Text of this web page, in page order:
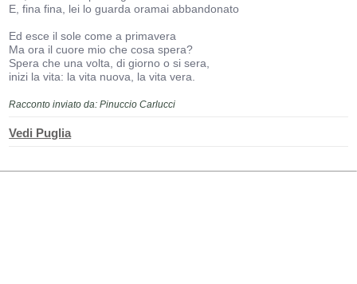
E, fina fina, lei lo guarda oramai abbandonato
Ed esce il sole come a primavera
Ma ora il cuore mio che cosa spera?
Spera che una volta, di giorno o si sera,
inizi la vita: la vita nuova, la vita vera.
Racconto inviato da: Pinuccio Carlucci
Vedi Puglia